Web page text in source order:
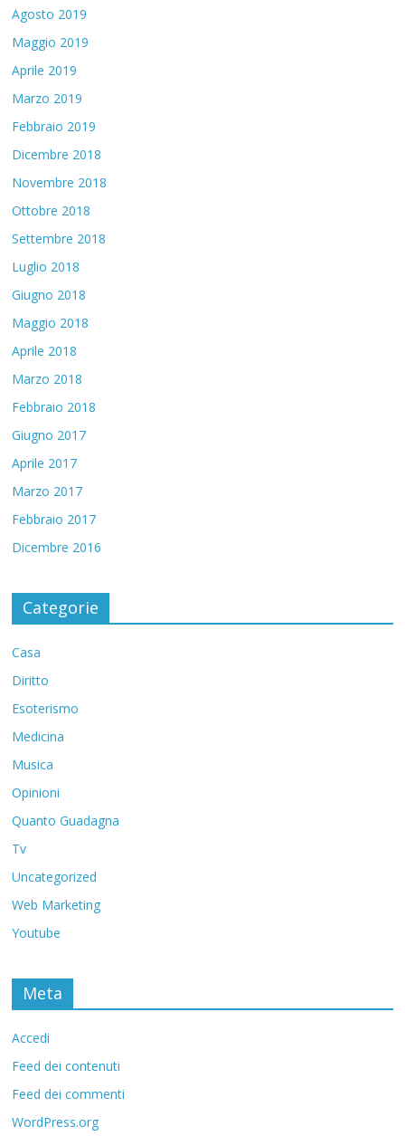
Agosto 2019
Maggio 2019
Aprile 2019
Marzo 2019
Febbraio 2019
Dicembre 2018
Novembre 2018
Ottobre 2018
Settembre 2018
Luglio 2018
Giugno 2018
Maggio 2018
Aprile 2018
Marzo 2018
Febbraio 2018
Giugno 2017
Aprile 2017
Marzo 2017
Febbraio 2017
Dicembre 2016
Categorie
Casa
Diritto
Esoterismo
Medicina
Musica
Opinioni
Quanto Guadagna
Tv
Uncategorized
Web Marketing
Youtube
Meta
Accedi
Feed dei contenuti
Feed dei commenti
WordPress.org